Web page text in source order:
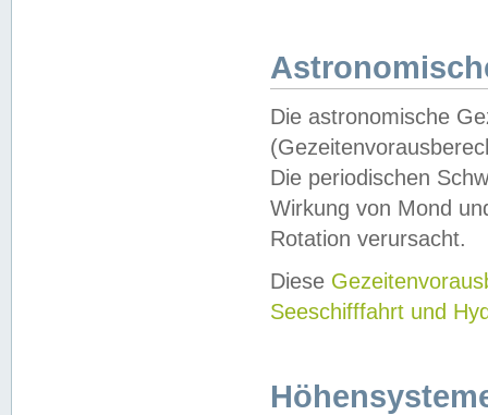
Die astronomische
Die periodischen
Wirkung von Mond
Rotation verursacht.
Diese
Seeschifffahrt und